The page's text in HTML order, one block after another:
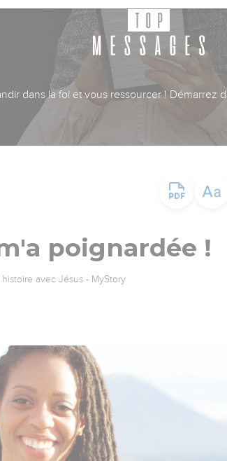
dans la foi et vous ressourcer ! Démarrez
poignardée !
histoire avec Jésus - MyStory